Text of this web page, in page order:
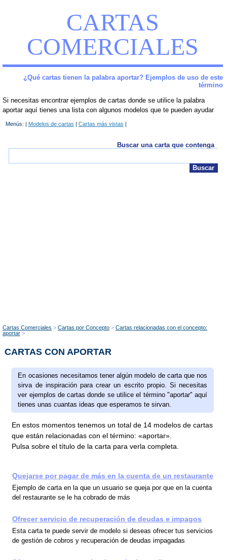
CARTAS
COMERCIALES
¿Qué cartas tienen la palabra aportar? Ejemplos de uso de este
término
Si necesitas encontrar ejemplos de cartas donde se utilice la palabra
aportar aquí tienes una lista con algunos modelos que te pueden ayudar
Menús: | Modelos de cartas Cartas más vistas
Buscar una carta que contenga
Cartas Comerciales Cartas por Concepto
Cartas relacionadas con el concepto:
aportar
CARTAS CON APORTAR
En ocasiones necesitamos tener algún modelo de carta que nos
sirva de inspiración para crear un escrito propio. Si necesitas
ver ejemplos de cartas donde se utilice el término "aportar" aquí
tienes unas cuantas ideas que esperamos te sirvan.
En estos momentos tenemos un total de 14 modelos de cartas
que están relacionadas con el término: «aportar».
Pulsa sobre el título de la carta para verla completa.
Quejarse por pagar de más en la cuenta de un restaurante
Ejemplo de carta en la que un usuario se queja por que en la cuenta
del restaurante se le ha cobrado de más
Ofrecer servicio de recuperación de deudas e impagos
Esta carta te puede servir de modelo si deseas ofrecer tus servicios
de gestión de cobros y recuperación de deudas impagadas